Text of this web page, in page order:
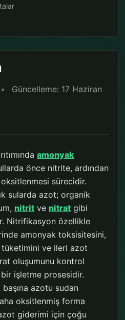
•
Güncelleme: 17 Haziran
amonyak
önce nitrite, ardından
sürecidir.
sularda azot; organik
nitrit ve nitrat gibi
Nitrifikasyon özellikle
amonyak toksisitesini,
tüketimini ve ileri azot
oluşumunu kontrol
bir işletme prosesidir.
azotu sudan
oksitlenmiş forma
giderimi için çoğu